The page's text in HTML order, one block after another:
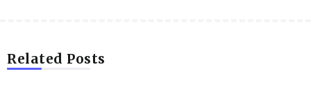
Related Posts